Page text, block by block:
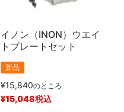
イノン（INON）ウエイ
トプレートセット
新品
¥15,840のところ
¥15,048税込